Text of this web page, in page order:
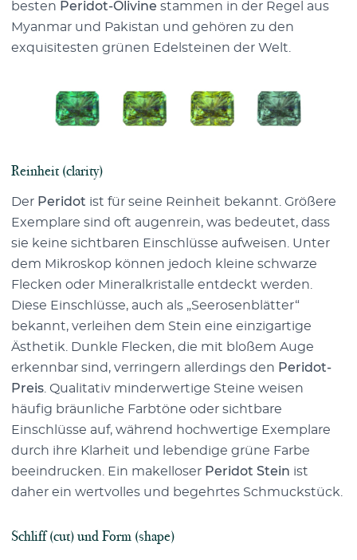
besten Peridot-Olivine stammen in der Regel aus
Myanmar und Pakistan und gehören zu den
exquisitesten grünen Edelsteinen der Welt.
Reinheit (clarity)
Der Peridot ist für seine Reinheit bekannt. Größere
Exemplare sind oft augenrein, was bedeutet, dass
sie keine sichtbaren Einschlüsse aufweisen. Unter
dem Mikroskop können jedoch kleine schwarze
Flecken oder Mineralkristalle entdeckt werden.
Diese Einschlüsse, auch als „Seerosenblätter“
bekannt, verleihen dem Stein eine einzigartige
Ästhetik. Dunkle Flecken, die mit bloßem Auge
erkennbar sind, verringern allerdings den Peridot-
Preis . Qualitativ minderwertige Steine weisen
häufig bräunliche Farbtöne oder sichtbare
Einschlüsse auf, während hochwertige Exemplare
durch ihre Klarheit und lebendige grüne Farbe
beeindrucken. Ein makelloser Peridot Stein ist
daher ein wertvolles und begehrtes Schmuckstück.
Schliff (cut) und Form (shape)